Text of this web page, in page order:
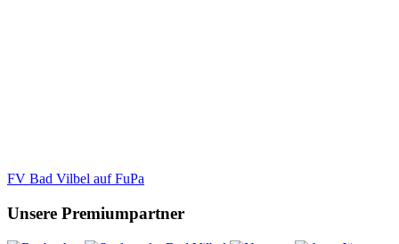
FV Bad Vilbel auf FuPa
Unsere Premiumpartner